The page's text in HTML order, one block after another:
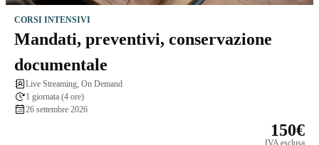
CORSI INTENSIVI
Mandati, preventivi, conservazione
documentale
Live Streaming, On Demand
1 giornata (4 ore)
26 settembre 2026
150€
IVA esclusa